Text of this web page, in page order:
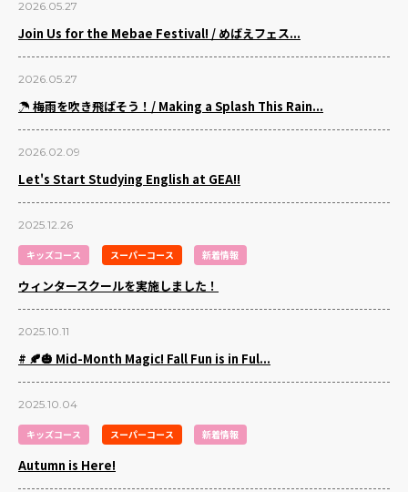
2026.05.27
Join Us for the Mebae Festival! / めばえフェス...
2026.05.27
☂️ 梅雨を吹き飛ばそう！/ Making a Splash This Rain...
2026.02.09
Let's Start Studying English at GEA!!
2025.12.26
キッズコース スーパーコース 新着情報
ウィンタースクールを実施しました！
2025.10.11
# 🍂🎃 Mid-Month Magic! Fall Fun is in Ful...
2025.10.04
キッズコース スーパーコース 新着情報
Autumn is Here!